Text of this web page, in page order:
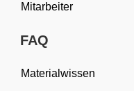
Mitarbeiter
FAQ
Materialwissen